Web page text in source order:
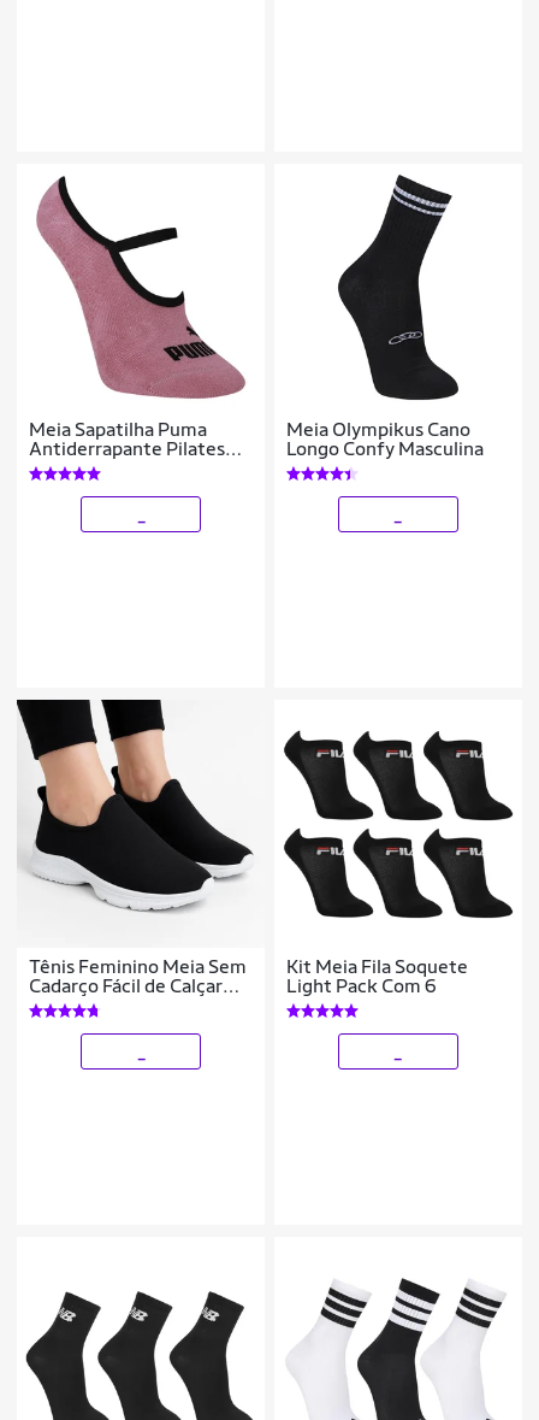
Meia Sapatilha Puma
Antiderrapante Pilates
Feminina
Meia Olympikus Cano
Longo Confy Masculina
Tênis Feminino Meia Sem
Cadarço Fácil de Calçar
Confortável Preto
Kit Meia Fila Soquete
Light Pack Com 6